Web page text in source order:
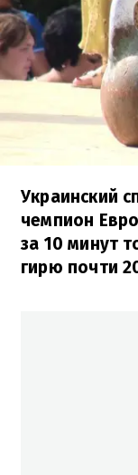
Украинский
чемпион
за 10 минут
гирю почти